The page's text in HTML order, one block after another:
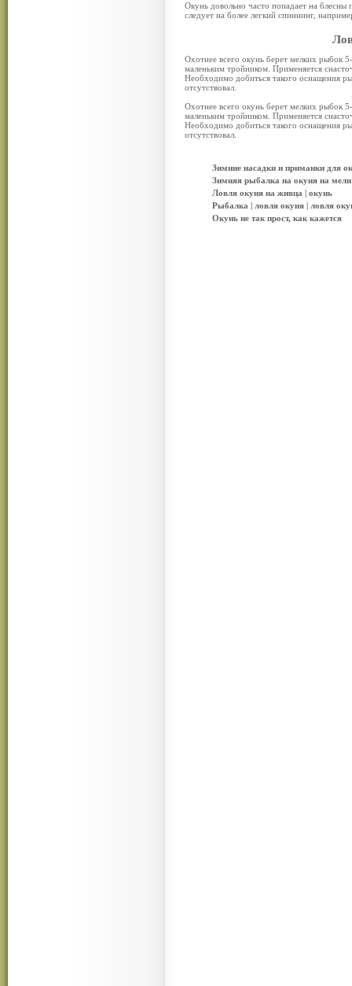
Окунь довольно часто попадает на
следует на более легкий спиннинг,
Охотнее всего окунь берет мелких рыбок
маленьким тройником. Применяется
Необходимо добиться такого оснащения
отсутствовал.
Охотнее всего окунь берет мелких рыбок
маленьким тройником. Применяется
Необходимо добиться такого оснащения
отсутствовал.
Зимние насадки и приманки для
Зимняя рыбалка на окуня на мели
Ловля окуня на живца | окунь
Рыбалка | ловля окуня | ловля
Окунь не так прост, как кажется